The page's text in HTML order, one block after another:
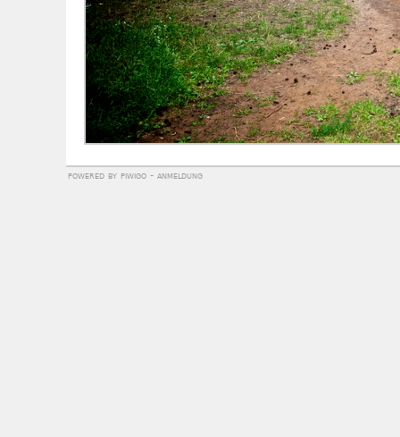
powered by piwigo- anmeldung